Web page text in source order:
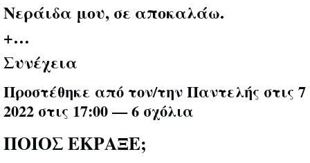
Νεράιδα μου, σε αποκαλάω.
+…
Συνέχεια
Προστέθηκε από τον/τηνΠαντελής στις
2022 στις 17:00 —6 σχόλια
ΠΟΙΟΣ ΕΚΡΑΞΕ;